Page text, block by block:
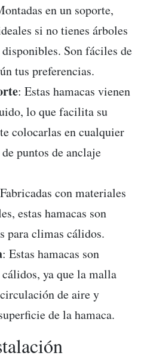
en un soporte,
si no tienes árboles
Son fáciles de
tus preferencias.
: Estas hamacas vienen
lo que facilita su
colocarlas en cualquier
puntos de anclaje
con materiales
estas hamacas son
para climas cálidos.
: Estas hamacas son
ya que la malla
de aire y
de la hamaca.